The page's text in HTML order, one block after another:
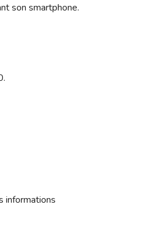
son smartphone.
informations